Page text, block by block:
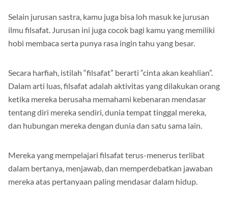
Selain jurusan sastra, kamu juga bisa loh masuk ke jurusan
ilmu filsafat. Jurusan ini juga cocok bagi kamu yang memiliki
hobi membaca serta punya rasa ingin tahu yang besar.
Secara harfiah, istilah “filsafat” berarti “cinta akan keahlian”.
Dalam arti luas, filsafat adalah aktivitas yang dilakukan orang
ketika mereka berusaha memahami kebenaran mendasar
tentang diri mereka sendiri, dunia tempat tinggal mereka,
dan hubungan mereka dengan dunia dan satu sama lain.
Mereka yang mempelajari filsafat terus-menerus terlibat
dalam bertanya, menjawab, dan memperdebatkan jawaban
mereka atas pertanyaan paling mendasar dalam hidup.